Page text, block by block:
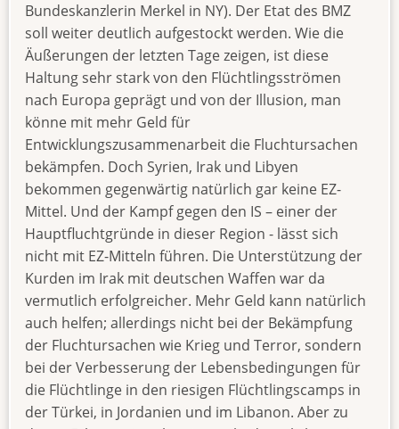
Bundeskanzlerin Merkel in NY). Der Etat des BMZ
soll weiter deutlich aufgestockt werden. Wie die
Äußerungen der letzten Tage zeigen, ist diese
Haltung sehr stark von den Flüchtlingsströmen
nach Europa geprägt und von der Illusion, man
könne mit mehr Geld für
Entwicklungszusammenarbeit die Fluchtursachen
bekämpfen. Doch Syrien, Irak und Libyen
bekommen gegenwärtig natürlich gar keine EZ-
Mittel. Und der Kampf gegen den IS – einer der
Hauptfluchtgründe in dieser Region - lässt sich
nicht mit EZ-Mitteln führen. Die Unterstützung der
Kurden im Irak mit deutschen Waffen war da
vermutlich erfolgreicher. Mehr Geld kann natürlich
auch helfen; allerdings nicht bei der Bekämpfung
der Fluchtursachen wie Krieg und Terror, sondern
bei der Verbesserung der Lebensbedingungen für
die Flüchtlinge in den riesigen Flüchtlingscamps in
der Türkei, in Jordanien und im Libanon. Aber zu